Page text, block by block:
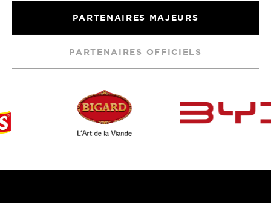
PARTENAIRES MAJEURS
PARTENAIRES OFFICIELS